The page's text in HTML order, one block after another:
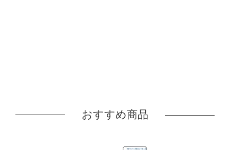
おすすめ商品